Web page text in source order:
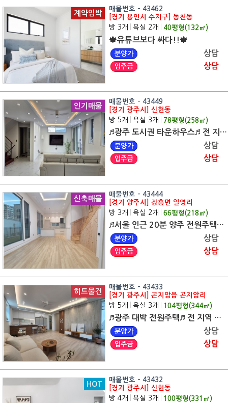
계약임박
매물번호 - 43462
[경기 용인시 수지구] 동천동
방 3개
욕실 2개 40평형(132 ㎡)
🍁유튜브보다 싸다!!🍁
분양가 상담
입주금 상담
인기매물
매물번호 - 43449
[경기 광주시] 신현동
방 5개
욕실 3개 78평형(258 ㎡)
♬광주 도시권 타운하우스♬ 전 지역 무료 맞춤 상담
분양가 상담
입주금 상담
신축매물
매물번호 - 43444
[경기 양주시] 장흥면 일영리
방 3개
욕실 2개 66평형(218 ㎡)
♬서울 인근 20분 양주 전원주택♬ 전 지역 무료 맞춤 상담
분양가 상담
입주금 상담
히트물건
매물번호 - 43433
[경기 광주시] 곤지암읍 곤지암리
방 5개
욕실 3개 104평형(344㎡)
♬광주 대박 전원주택♬ 전 지역 무료 맞춤 상담
분양가 상담
입주금 상담
HOT
매물번호 - 43432
[경기 광주시] 신현동
방 4개
욕실 3개 100평형(331 ㎡)